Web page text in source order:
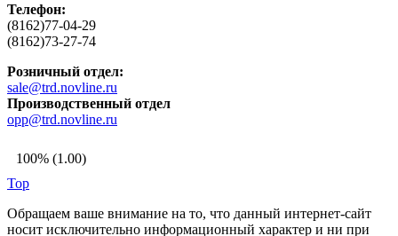
Телефон:
(8162)77-04-29
(8162)73-27-74
Розничный отдел:
sale@trd.novline.ru
Производственный отдел
opp@trd.novline.ru
100% (1.00)
Top
Обращаем ваше внимание на то, что данный интернет-сайт
носит исключительно информационный характер и ни при